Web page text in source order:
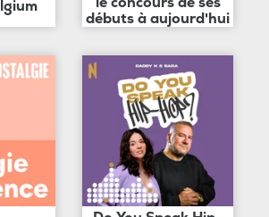
débuts à aujourd'hui